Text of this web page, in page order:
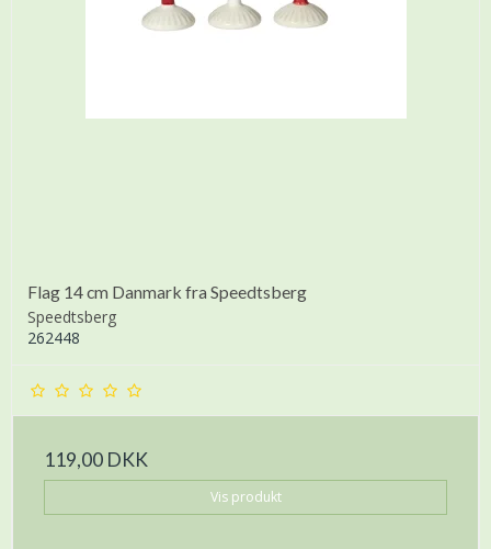
Flag 14 cm Danmark fra Speedtsberg
Speedtsberg
262448
119,00 DKK
Vis produkt